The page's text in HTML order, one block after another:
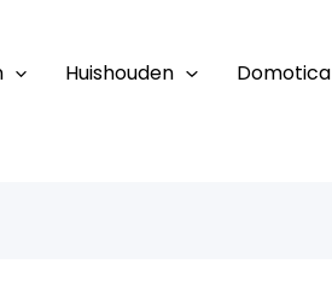
Huishouden Domotica